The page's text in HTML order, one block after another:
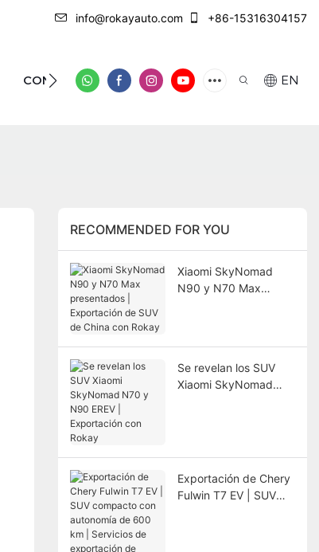
info@rokayauto.com +86-15316304157
CONTÁCTENOS EN
RECOMMENDED FOR YOU
Xiaomi SkyNomad
N90 y N70 Max
Se revelan los SUV
Xiaomi SkyNomad
Exportación de Chery
Fulwin T7 EV | SUV